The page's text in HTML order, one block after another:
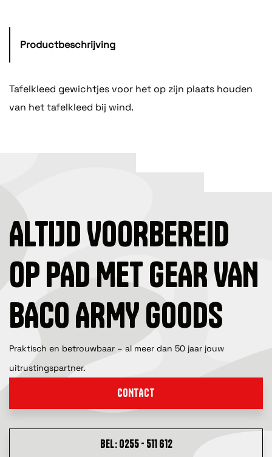
Productbeschrijving
Tafelkleed gewichtjes voor het op zijn plaats houden
van het tafelkleed bij wind.
ALTIJD VOORBEREID
OP PAD MET GEAR VAN
BACO ARMY GOODS
Praktisch en betrouwbaar – al meer dan 50 jaar jouw
uitrustingspartner.
CONTACT
BEL: 0255 - 511 612